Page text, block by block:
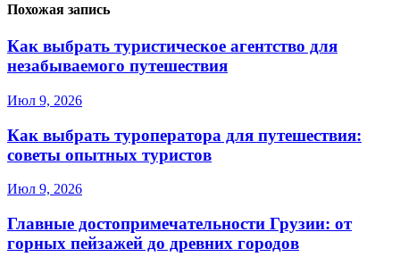
Похожая запись
Как выбрать туристическое агентство для
незабываемого путешествия
Июл 9, 2026
Как выбрать туроператора для путешествия:
советы опытных туристов
Июл 9, 2026
Главные достопримечательности Грузии: от
горных пейзажей до древних городов